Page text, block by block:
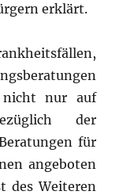
erklärt.
nicht nur auf
der
für
angeboten
des Weiteren